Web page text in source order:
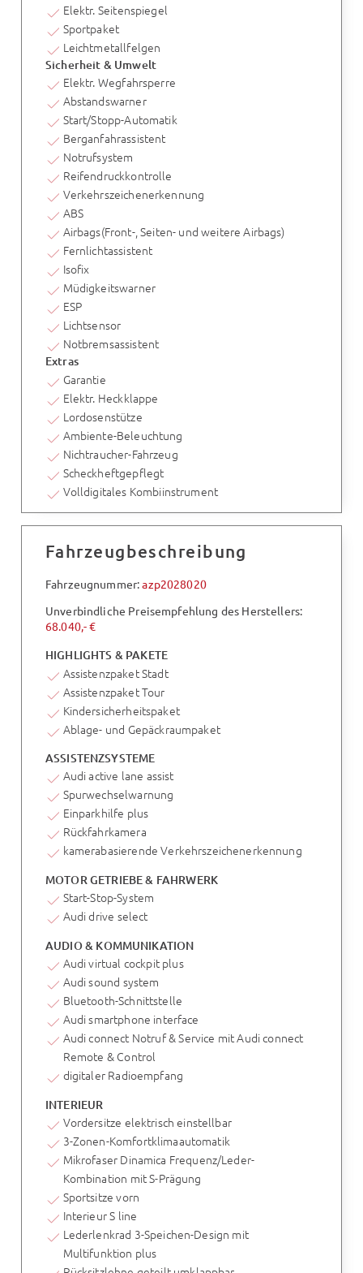
Elektr. Seitenspiegel
Sportpaket
Leichtmetallfelgen
Sicherheit & Umwelt
Elektr. Wegfahrsperre
Abstandswarner
Start/Stopp-Automatik
Berganfahrassistent
Notrufsystem
Reifendruckkontrolle
Verkehrszeichenerkennung
ABS
Airbags(Front-, Seiten- und weitere Airbags)
Fernlichtassistent
Isofix
Müdigkeitswarner
ESP
Lichtsensor
Notbremsassistent
Extras
Garantie
Elektr. Heckklappe
Lordosenstütze
Ambiente-Beleuchtung
Nichtraucher-Fahrzeug
Scheckheftgepflegt
Volldigitales Kombiinstrument
Fahrzeugbeschreibung
Fahrzeugnummer:azp2028020
Unverbindliche Preisempfehlung des Herstellers:
68.040,- €
HIGHLIGHTS & PAKETE
Assistenzpaket Stadt
Assistenzpaket Tour
Kindersicherheitspaket
Ablage- und Gepäckraumpaket
ASSISTENZSYSTEME
Audi active lane assist
Spurwechselwarnung
Einparkhilfe plus
Rückfahrkamera
kamerabasierende Verkehrszeichenerkennung
MOTOR GETRIEBE & FAHRWERK
Start-Stop-System
Audi drive select
AUDIO & KOMMUNIKATION
Audi virtual cockpit plus
Audi sound system
Bluetooth-Schnittstelle
Audi smartphone interface
Audi connect Notruf & Service mit Audi connect
Remote & Control
digitaler Radioempfang
INTERIEUR
Vordersitze elektrisch einstellbar
3-Zonen-Komfortklimaautomatik
Mikrofaser Dinamica Frequenz/Leder-
Kombination mit S-Prägung
Sportsitze vorn
Interieur S line
Lederlenkrad 3-Speichen-Design mit
Multifunktion plus